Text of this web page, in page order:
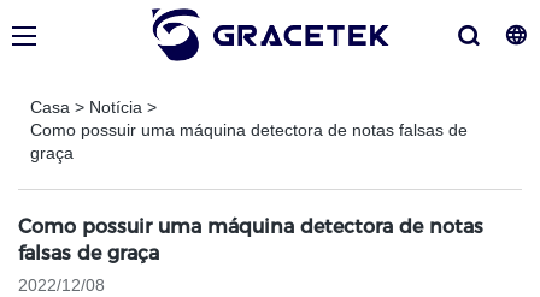
Casa > Notícia >
Como possuir uma máquina detectora de notas falsas de
graça
Como possuir uma máquina detectora de notas
falsas de graça
2022/12/08